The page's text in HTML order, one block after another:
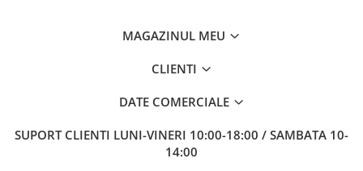
MAGAZINUL MEU
CLIENTI
DATE COMERCIALE
SUPORT CLIENTI LUNI-VINERI 10:00-18:00 / SAMBATA 10-
14:00